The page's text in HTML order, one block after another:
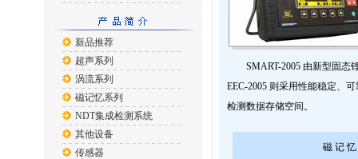
新品推荐
超声系列
涡流系列
磁记忆系列
NDT集成检测系统
其他设备
传感器
SMART-2005 由新型固态锂
EEC-2005 则采用性能稳定、
检测数据存储空间。
磁 记